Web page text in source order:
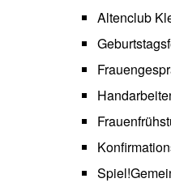
Altenclub